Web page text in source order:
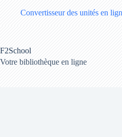
Convertisseur des unités en
F2School
Votre bibliothèque en ligne